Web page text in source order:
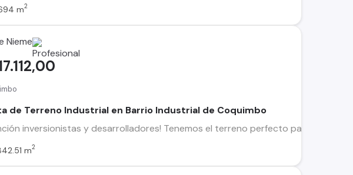
m2
Nieme
de Terreno Industrial en Barrio Industrial de Coquimbo
inversionistas y desarrolladores! Tenemos el terreno perfecto para ti en
m2